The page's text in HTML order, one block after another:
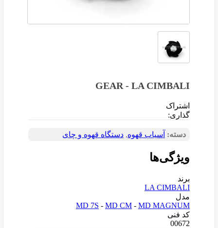
GEAR - LA CIMBALI
اشتراک
گذاری:
دسته: آسیاب قهوه, دستگاه قهوه و چای
ویژگی‌ها
برند
LA CIMBALI
مدل
MD 7S - MD CM - MD MAGNUM
کد فنی
00672